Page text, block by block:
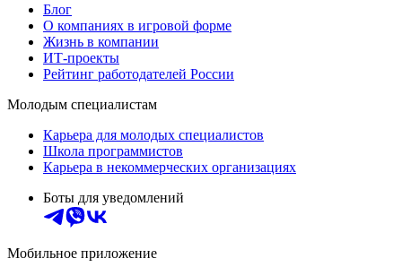
Блог
О компаниях в игровой форме
Жизнь в компании
ИТ-проекты
Рейтинг работодателей России
Молодым специалистам
Карьера для молодых специалистов
Школа программистов
Карьера в некоммерческих организациях
Боты для уведомлений
Мобильное приложение